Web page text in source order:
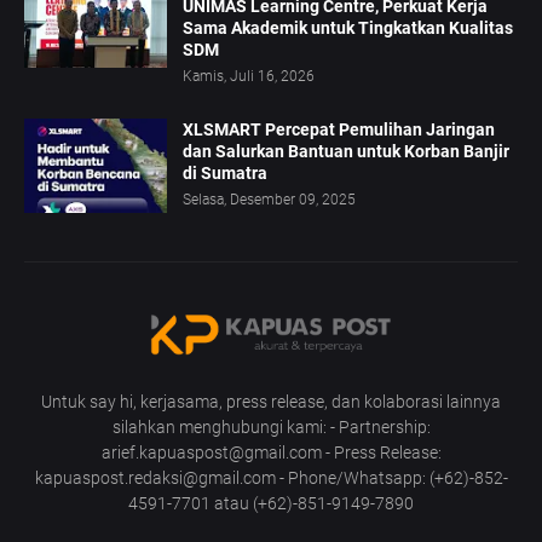
UNIMAS Learning Centre, Perkuat Kerja
Sama Akademik untuk Tingkatkan Kualitas
SDM
Kamis, Juli 16, 2026
XLSMART Percepat Pemulihan Jaringan
dan Salurkan Bantuan untuk Korban Banjir
di Sumatra
Selasa, Desember 09, 2025
Untuk say hi, kerjasama, press release, dan kolaborasi lainnya
silahkan menghubungi kami: - Partnership:
arief.kapuaspost@gmail.com - Press Release:
kapuaspost.redaksi@gmail.com - Phone/Whatsapp: (+62)-852-
4591-7701 atau (+62)-851-9149-7890